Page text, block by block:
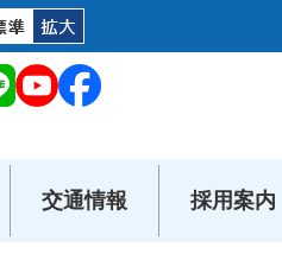
交通情報 採用案内